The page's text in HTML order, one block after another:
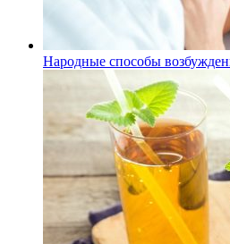
Народные способы